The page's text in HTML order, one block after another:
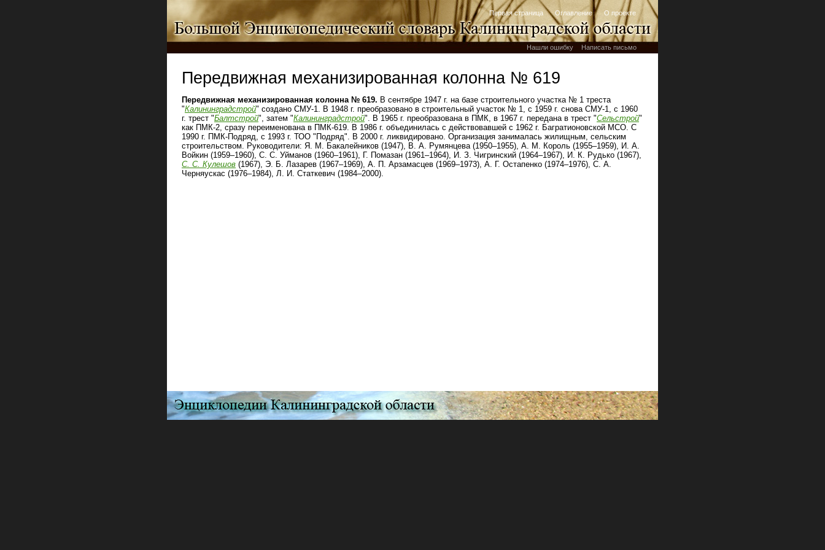
Первая страница Оглавление О проекте
Нашли ошибку Написать письмо
Передвижная механизированная колонна № 619
Передвижная механизированная колонна № 619. В сентябре 1947 г. на базе строительного участка № 1 треста
"Калининградстрой" создано СМУ‑1. В 1948 г. преобразовано в строительный участок № 1, с 1959 г. снова СМУ‑1, с 1960
г. трест "Балтстрой", затем "Калининградстрой". В 1965 г. преобразована в ПМК, в 1967 г. передана в трест "Сельстрой"
как ПМК‑2, сразу переименована в ПМК‑619. В 1986 г. объединилась с действовавшей с 1962 г. Багратионовской МСО. С
1990 г. ПМК-Подряд, с 1993 г. ТОО "Подряд". В 2000 г. ликвидировано. Организация занималась жилищным, сельским
строительством. Руководители: Я. М. Бакалейников (1947), В. А. Румянцева (1950–1955), А. М. Король (1955–1959), И. А.
Войкин (1959–1960), С. С. Уйманов (1960–1961), Г. Помазан (1961–1964), И. З. Чигринский (1964–1967), И. К. Рудько (1967),
С. С. Кулешов (1967), Э. Б. Лазарев (1967–1969), А. П. Арзамасцев (1969–1973), А. Г. Остапенко (1974–1976), С. А.
Черняускас (1976–1984), Л. И. Статкевич (1984–2000).